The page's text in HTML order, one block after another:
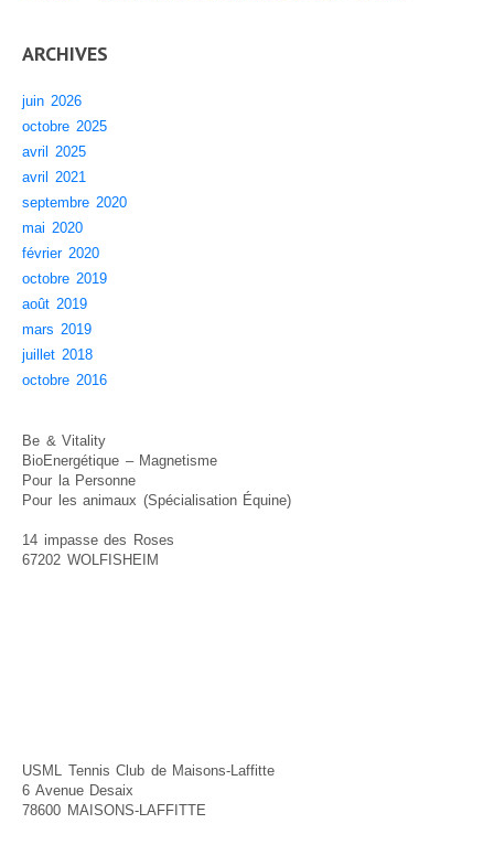
ARCHIVES
juin 2026
octobre 2025
avril 2025
avril 2021
septembre 2020
mai 2020
février 2020
octobre 2019
août 2019
mars 2019
juillet 2018
octobre 2016
Be & Vitality
BioEnergétique – Magnetisme
Pour la Personne
Pour les animaux (Spécialisation Équine)
14 impasse des Roses
67202 WOLFISHEIM
USML Tennis Club de Maisons-Laffitte
6 Avenue Desaix
78600 MAISONS-LAFFITTE